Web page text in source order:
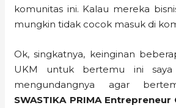
komunitas ini. Kalau mereka
mungkin tidak cocok masuk di
Ok, singkatnya, keinginan
UKM untuk bertemu ini saya
mengundangnya agar
SWASTIKA PRIMA Entrepreneur